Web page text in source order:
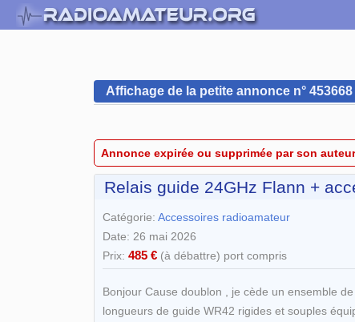
Affichage de la petite annonce n° 453668
Annonce expirée ou supprimée par son
Relais guide 24GHz Flann +
Catégorie: Accessoires radioamateur
Date: 26 mai 2026
Prix: 485 € (à débattre) port compris
Bonjour Cause doublon , je cède un ensemble
longueurs de guide WR42 rigides et souples